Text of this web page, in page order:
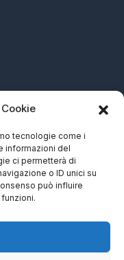
tecnologie come i
informazioni del
ci permetterà di
o ID unici su
può influire